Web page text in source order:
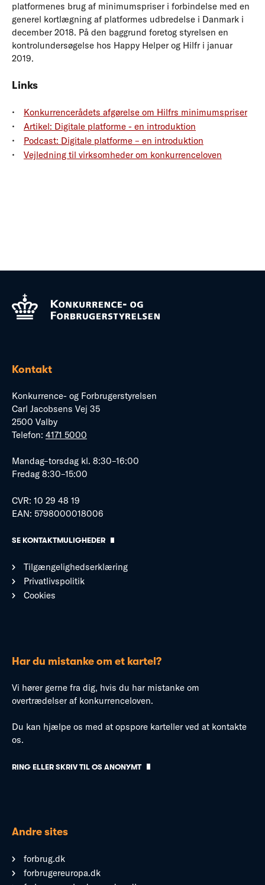
platformenes brug af minimumspriser i forbindelse med en
generel kortlægning af platformes udbredelse i Danmark i
december 2018. På den baggrund foretog styrelsen en
kontrolundersøgelse hos Happy Helper og Hilfr i januar
2019.
Links
Konkurrencerådets afgørelse om Hilfrs minimumspriser
Artikel: Digitale platforme - en introduktion
Podcast: Digitale platforme – en introduktion
Vejledning til virksomheder om konkurrenceloven
Kontakt
Konkurrence- og Forbrugerstyrelsen
Carl Jacobsens Vej 35
2500 Valby
Telefon: 4171 5000
Mandag–torsdag kl. 8:30–16:00
Fredag 8:30–15:00
CVR: 10 29 48 19
EAN: 5798000018006
SE KONTAKTMULIGHEDER
Tilgængelighedserklæring
Privatlivspolitik
Cookies
Har du mistanke om et kartel?
Vi hører gerne fra dig, hvis du har mistanke om
overtrædelser af konkurrenceloven.
Du kan hjælpe os med at opspore karteller ved at kontakte
os.
RING ELLER SKRIV TIL OS ANONYMT
Andre sites
forbrug.dk
forbrugereuropa.dk